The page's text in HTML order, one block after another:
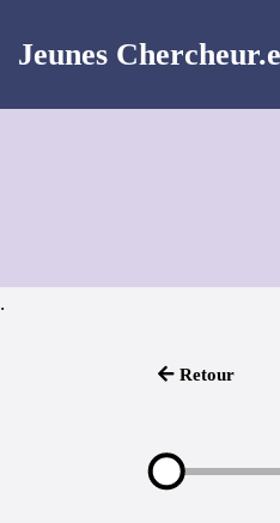
Jeunes
.
Retour